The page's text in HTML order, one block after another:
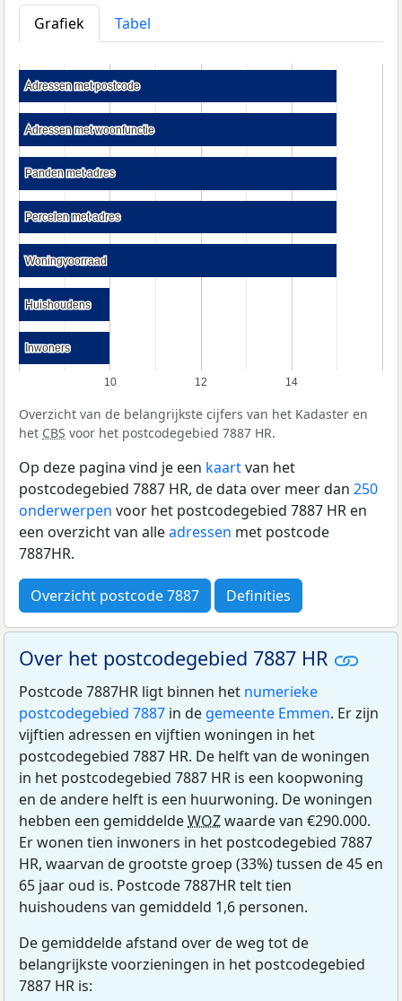
Grafiek
Tabel
10 12 14
Adressen met postcode
Adressen met postcode
Adressen met woonfunctie
Adressen met woonfunctie
Panden met adres
Panden met adres
Percelen met adres
Percelen met adres
Woningvoorraad
Woningvoorraad
Huishoudens
Huishoudens
Inwoners
Inwoners
Overzicht van de belangrijkste cijfers van het Kadaster en
het CBS voor het postcodegebied 7887 HR.
Op deze pagina vind je een kaartvan het
postcodegebied 7887 HR, de data over meer dan 250
onderwerpen voor het postcodegebied 7887 HR en
een overzicht van alleadressen met postcode
7887HR.
Overzicht postcode 7887 Definities
Over het postcodegebied 7887 HR
Postcode 7887HR ligt binnen het numerieke
postcodegebied 7887 in de gemeente Emmen. Er zijn
vijftien adressen en vijftien woningen in het
postcodegebied 7887 HR. De helft van de woningen
in het postcodegebied 7887 HR is een koopwoning
en de andere helft is een huurwoning. De woningen
hebben een gemiddeldeWOZwaarde van €290.000.
Er wonen tien inwoners in het postcodegebied 7887
HR, waarvan de grootste groep (33%) tussen de 45 en
65 jaar oud is. Postcode 7887HR telt tien
huishoudens van gemiddeld 1,6 personen.
De gemiddelde afstand over de weg tot de
belangrijkste voorzieningen in het postcodegebied
7887 HR is: